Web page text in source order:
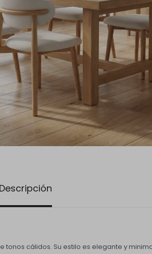
Descripción
tonos cálidos. Su estilo es elegante y